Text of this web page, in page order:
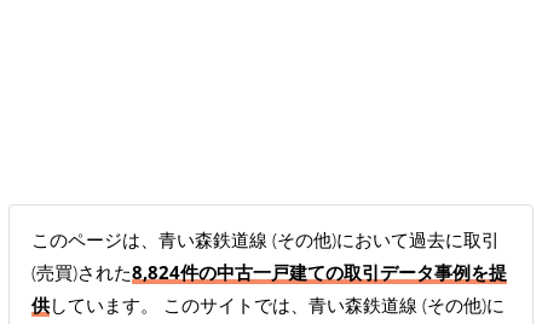
このページは、青い森鉄道線 (その他)において過去に取引
(売買)された8,824件の中古一戸建ての取引データ事例を提
供しています。 このサイトでは、青い森鉄道線 (その他)に